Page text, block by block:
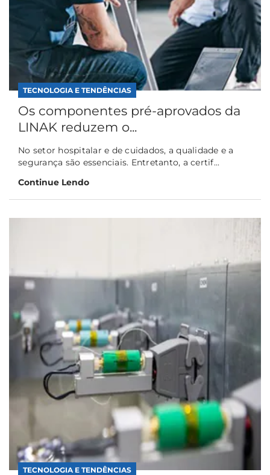
TECNOLOGIA E TENDÊNCIAS
Os componentes pré-aprovados da
LINAK reduzem o...
No setor hospitalar e de cuidados, a qualidade e a
segurança são essenciais. Entretanto, a certif...
Continue Lendo
TECNOLOGIA E TENDÊNCIAS